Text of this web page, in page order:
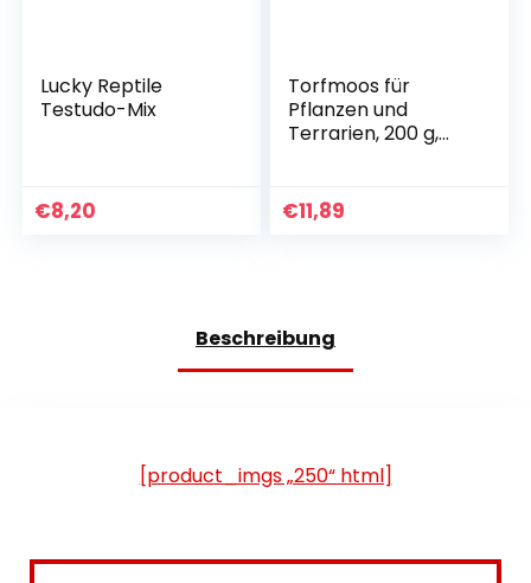
Lucky Reptile
Testudo-Mix
€8,20
Torfmoos für
Pflanzen und
Terrarien, 200 g,
Terrarien und
andere
€11,89
Beschreibung
[product_imgs „250“ html]